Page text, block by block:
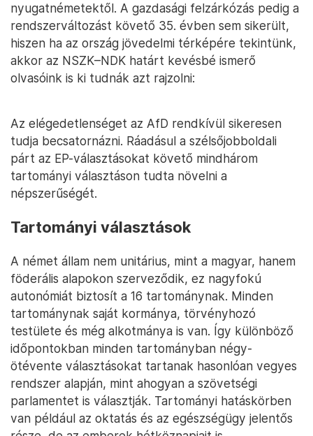
nyugatnémetektől. A gazdasági felzárkózás pedig a
rendszerváltozást követő 35. évben sem sikerült,
hiszen ha az ország jövedelmi térképére tekintünk,
akkor az NSZK–NDK határt kevésbé ismerő
olvasóink is ki tudnák azt rajzolni:
Az elégedetlenséget az AfD rendkívül sikeresen
tudja becsatornázni. Ráadásul a szélsőjobboldali
párt az EP-választásokat követő mindhárom
tartományi választáson tudta növelni a
népszerűségét.
Tartományi választások
A német állam nem unitárius, mint a magyar, hanem
föderális alapokon szerveződik, ez nagyfokú
autonómiát biztosít a 16 tartománynak. Minden
tartománynak saját kormánya, törvényhozó
testülete és még alkotmánya is van. Így különböző
időpontokban minden tartományban négy-
ötévente választásokat tartanak hasonlóan vegyes
rendszer alapján, mint ahogyan a szövetségi
parlamentet is választják. Tartományi hatáskörben
van például az oktatás és az egészségügy jelentős